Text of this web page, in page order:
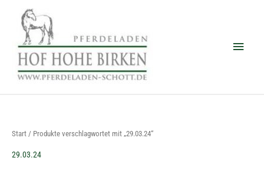
springen
Start / Produkte verschlagwortet mit „29.03.24“
29.03.24
Nach
Aktualität